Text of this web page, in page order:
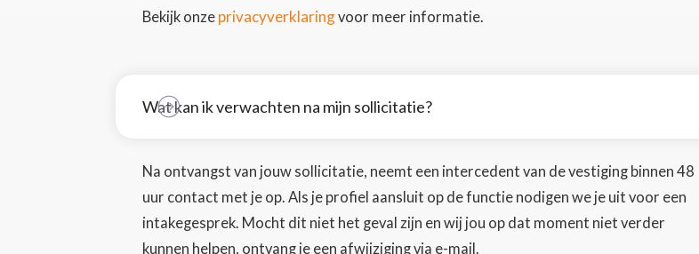
Bekijk onze privacyverklaringvoor meer informatie.
Wat kan ik verwachten na mijn sollicitatie?
Na ontvangst van jouw sollicitatie, neemt een intercedent van de vestiging binnen 48
uur contact met je op. Als je profiel aansluit op de functie nodigen we je uit voor een
intakegesprek. Mocht dit niet het geval zijn en wij jou op dat moment niet verder
kunnen helpen, ontvang je een afwijziging via e-mail.